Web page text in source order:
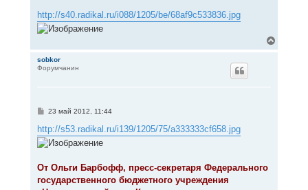
http://s40.radikal.ru/i088/1205/be/68af9c533836.jpg
е
sobkor
Форумчанин
С
о
б
щ
и
23 май 2012, 11:44
http://s53.radikal.ru/i139/1205/75/a333333cf658.jpg
От Ольги Барбофф, пресс-секретаря Федерального
государственного бюджетного учреждения